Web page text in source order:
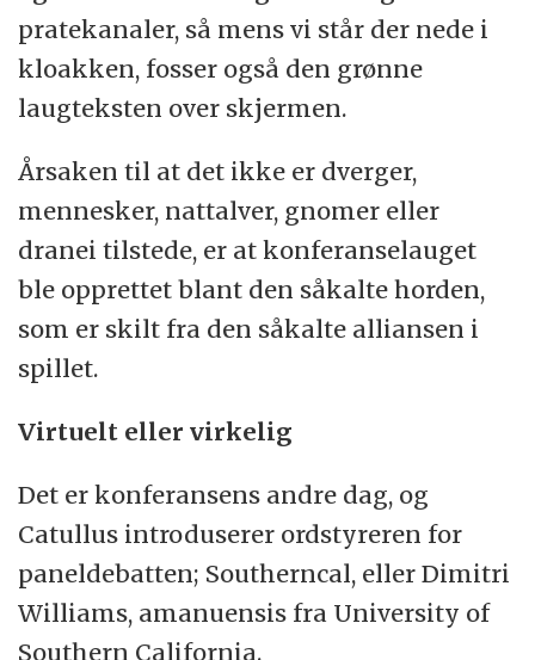
pratekanaler, så mens vi står der nede i
kloakken, fosser også den grønne
laugteksten over skjermen.
Årsaken til at det ikke er dverger,
mennesker, nattalver, gnomer eller
dranei tilstede, er at konferanselauget
ble opprettet blant den såkalte horden,
som er skilt fra den såkalte alliansen i
spillet.
Virtuelt eller virkelig
Det er konferansens andre dag, og
Catullus introduserer ordstyreren for
paneldebatten; Southerncal, eller Dimitri
Williams, amanuensis fra University of
Southern California.